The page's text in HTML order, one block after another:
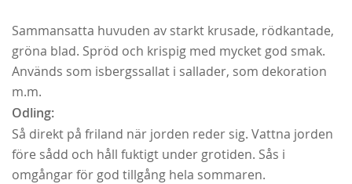
Alchymist
229,00 kr
Från179,00 kr
Sammansatta huvuden av starkt krusade, rödkantade,
gröna blad. Spröd och krispig med mycket god smak.
Används som isbergssallat i sallader, som dekoration
m.m.
Odling:
Så direkt på friland när jorden reder sig. Vattna jorden
före sådd och håll fuktigt under grotiden. Sås i
omgångar för god tillgång hela sommaren.